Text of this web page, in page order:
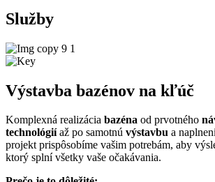
Služby
Výstavba bazénov na kľúč
Komplexná realizácia bazéna od prvotného
technológiíaž po samotnú výstavbu a
projekt prispôsobíme vašim potrebám, aby
ktorý splní všetky vaše očakávania.